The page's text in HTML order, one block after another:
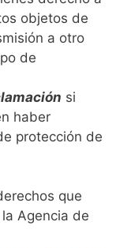
objetos de
a otro
de
si
haber
protección de
que
Agencia de